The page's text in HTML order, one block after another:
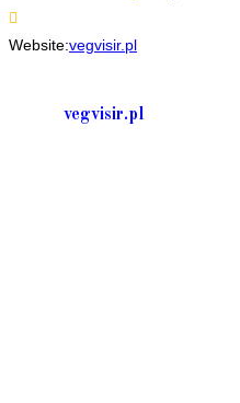
Website:vegvisir.pl
vegvisir.pl